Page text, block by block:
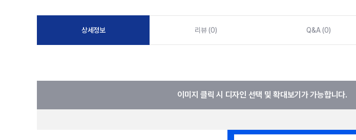
상세정보 리뷰 (0) Q&A (0)
이미지 클릭 시 디자인 선택 및 확대보기가 가능합니다.